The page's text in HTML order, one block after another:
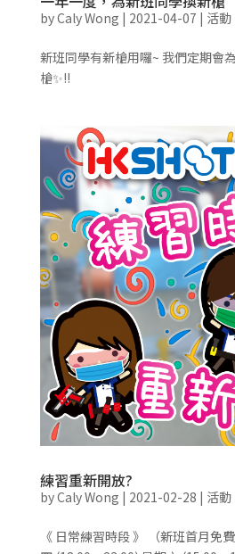
byCaly Wong | 2021-04-07 | 活動
新班同學有新槍用囉~ 我們定期會
槍✨!!
練習重新開放?
byCaly Wong | 2021-02-28 | 活動
《 日常練習時段 》 （新班首月免